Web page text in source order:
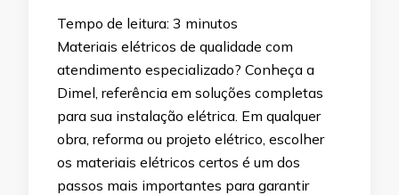
Tempo de leitura: 3 minutos
Materiais elétricos de qualidade com
atendimento especializado? Conheça a
Dimel, referência em soluções completas
para sua instalação elétrica. Em qualquer
obra, reforma ou projeto elétrico, escolher
os materiais elétricos certos é um dos
passos mais importantes para garantir